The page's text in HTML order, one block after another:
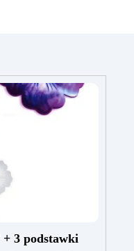
3 podstawki